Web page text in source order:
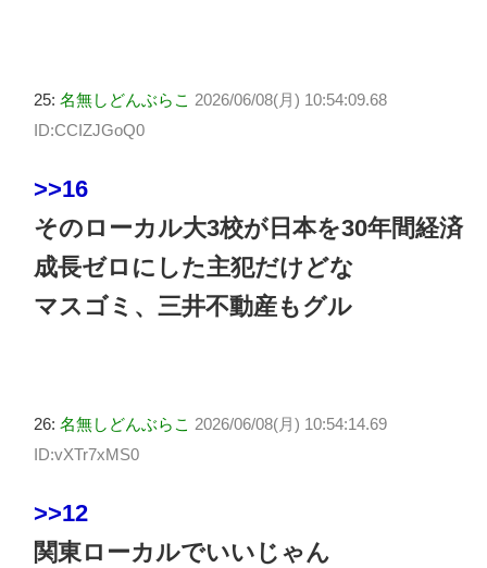
25: 名無しどんぶらこ 2026/06/08(月) 10:54:09.68
ID:CCIZJGoQ0
>>16
そのローカル大3校が日本を30年間経済
成長ゼロにした主犯だけどな
マスゴミ、三井不動産もグル
26: 名無しどんぶらこ 2026/06/08(月) 10:54:14.69
ID:vXTr7xMS0
>>12
関東ローカルでいいじゃん